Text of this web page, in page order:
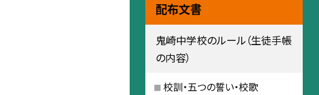
配布文書
鬼崎中学校のルール（生徒手帳
の内容）
校訓・五つの誓い・校歌